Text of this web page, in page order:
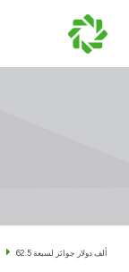
62.5 ألف دولار جوائز لسبعة